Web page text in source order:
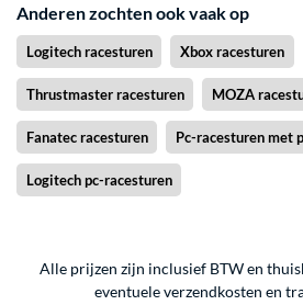
Anderen zochten ook vaak op
Logitech racesturen Xbox racesturen
Thrustmaster racesturen MOZA
Fanatec racesturen Pc-racesturen met
Logitech pc-racesturen
Alle prijzen zijn inclusief BTW en
eventueleverzendkosten en